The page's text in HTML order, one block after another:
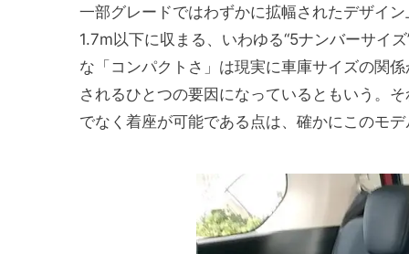
一部グレードではわずかに拡幅されたデザイ
1.7m以下に収まる、いわゆる“5ナンバーサイ
な「コンパクトさ」は現実に車庫サイズの関
されるひとつの要因になっているともいう。
でなく着座が可能である点は、確かにこのモ